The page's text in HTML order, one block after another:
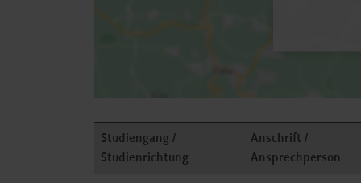
Studiengang /
Studienrichtung
Anschrift /
Ansprechperson